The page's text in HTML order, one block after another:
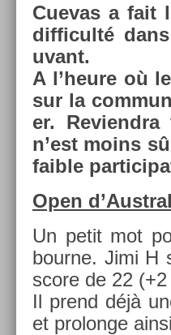
Cuevas a fait
dif­ficulté
uvant.
A l’heure où
sur la
er.
n’est moins
faib­le
Open
Un petit mot
bour­ne. Jimi H
score de 22
Il prend déjà
et pro­lon­ge